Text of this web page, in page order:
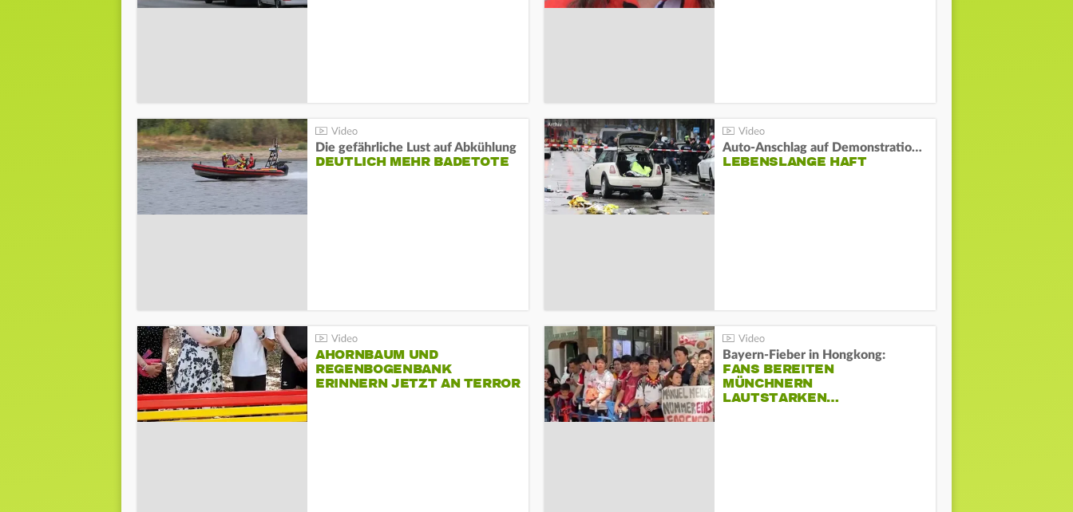
Die gefährliche Lust auf Abkühlung
DEUTLICH MEHR BADETOTE
Auto-Anschlag auf Demonstration in München:
LEBENSLANGE HAFT
AHORNBAUM UND
REGENBOGENBANK
ERINNERN JETZT AN TERROR
Bayern-Fieber in Hongkong:
FANS BEREITEN
MÜNCHNERN
LAUTSTARKEN…